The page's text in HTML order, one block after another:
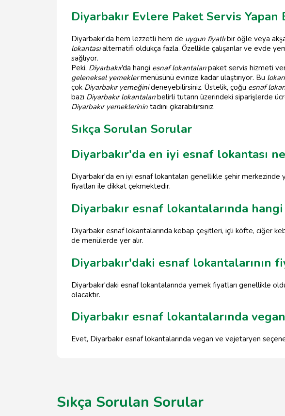
Diyarbakır Evlere Paket Servis Yapan
Diyarbakır'da hem lezzetli hem de uygun fiyatlıbir öğle veya
lokantasıalternatifi oldukça fazla. Özellikle çalışanlar ve evde
sağlıyor.
Peki, Diyarbakır’da hangi esnaf lokantalarıpaket servis hizmeti
geleneksel yemeklermenüsünü evinize kadar ulaştırıyor. Bu
çok Diyarbakır yemeğinideneyebilirsiniz. Üstelik, çoğu esnaf
bazı Diyarbakır lokantalarıbelirli tutarın üzerindeki siparişlerde
Diyarbakır yemeklerinin tadını çıkarabilirsiniz.
Sıkça Sorulan Sorular
Diyarbakır'da en iyi esnaf lokantası
Diyarbakır'da en iyi esnaf lokantaları genellikle şehir
fiyatları ile dikkat çekmektedir.
Diyarbakır esnaf lokantalarında
Diyarbakır esnaf lokantalarında kebap çeşitleri, içli köfte, ciğer
de menülerde yer alır.
Diyarbakır'daki esnaf lokantalarının
Diyarbakır'daki esnaf lokantalarında yemek fiyatları genellikle
olacaktır.
Diyarbakır esnaf lokantalarında
Evet, Diyarbakır esnaf lokantalarında vegan ve vejetaryen
Sıkça Sorulan Sorular